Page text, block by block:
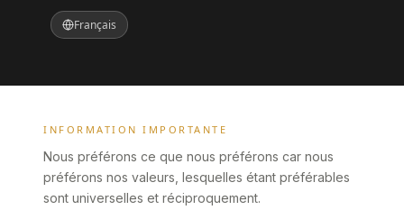
Français
INFORMATION IMPORTANTE
Nous préférons ce que nous préférons car nous
préférons nos valeurs, lesquelles étant préférables
sont universelles et réciproquement.